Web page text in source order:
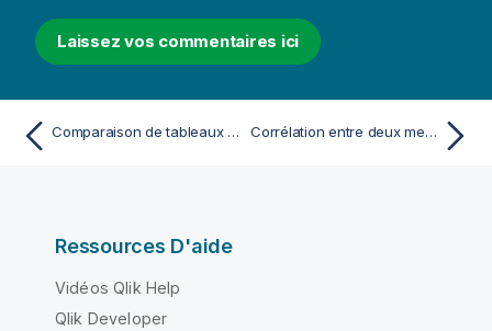
Laissez vos commentaires ici
Comparaison de tableaux simples et de tableaux croisés dynamiques Corrélation entre deux mesures en utilisant un nuage de points pour identifier les valeurs hors norme
Ressources D'aide
Vidéos Qlik Help
Qlik Developer